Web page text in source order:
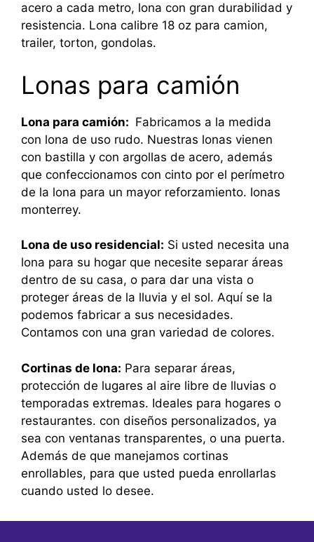
acero a cada metro, lona con gran durabilidad y
resistencia. Lona calibre 18 oz para camion,
trailer, torton, gondolas.
Lonas para camión
Lona para camión: Fabricamos a la medida
con lona de uso rudo. Nuestras lonas vienen
con bastilla y con argollas de acero, además
que confeccionamos con cinto por el perímetro
de la lona para un mayor reforzamiento. lonas
monterrey.
Lona de uso residencial: Si usted necesita una
lona para su hogar que necesite separar áreas
dentro de su casa, o para dar una vista o
proteger áreas de la lluvia y el sol. Aquí se la
podemos fabricar a sus necesidades.
Contamos con una gran variedad de colores.
Cortinas de lona: Para separar áreas,
protección de lugares al aire libre de lluvias o
temporadas extremas. Ideales para hogares o
restaurantes. con diseños personalizados, ya
sea con ventanas transparentes, o una puerta.
Además de que manejamos cortinas
enrollables, para que usted pueda enrollarlas
cuando usted lo desee.